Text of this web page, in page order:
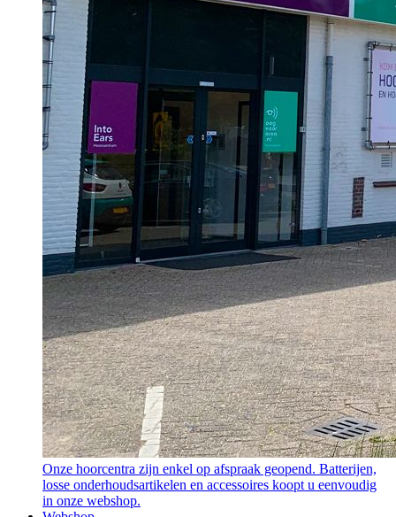
Onze hoorcentra zijn enkel op afspraak geopend. Batterijen,
losse onderhoudsartikelen en accessoires koopt u eenvoudig
in onze webshop.